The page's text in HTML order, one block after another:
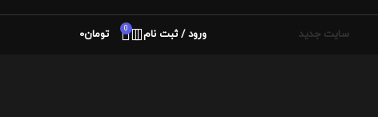
سایت جدید ورود / ثبت نام 0 تومان0